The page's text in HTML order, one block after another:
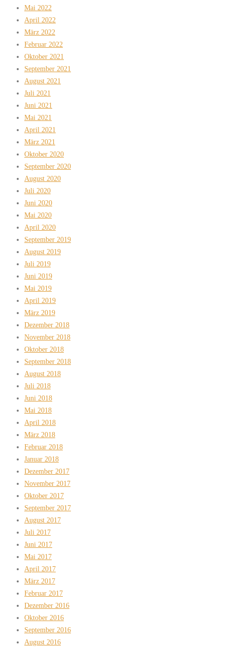
Mai 2022
April 2022
März 2022
Februar 2022
Oktober 2021
September 2021
August 2021
Juli 2021
Juni 2021
Mai 2021
April 2021
März 2021
Oktober 2020
September 2020
August 2020
Juli 2020
Juni 2020
Mai 2020
April 2020
September 2019
August 2019
Juli 2019
Juni 2019
Mai 2019
April 2019
März 2019
Dezember 2018
November 2018
Oktober 2018
September 2018
August 2018
Juli 2018
Juni 2018
Mai 2018
April 2018
März 2018
Februar 2018
Januar 2018
Dezember 2017
November 2017
Oktober 2017
September 2017
August 2017
Juli 2017
Juni 2017
Mai 2017
April 2017
März 2017
Februar 2017
Dezember 2016
Oktober 2016
September 2016
August 2016